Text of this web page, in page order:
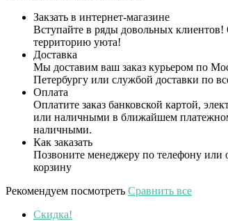
Закзать в интернет-магазине
Вступайте в ряды довольных
территорию уюта!
Доставка
Мы доставим ваш заказ курьером по
Петербургу или службой доставки по
Оплата
Оплатите заказ банковской картой,
или наличными в ближайшем
наличными.
Как заказать
Позвоните менеджеру по телефону или
корзину
Рекомендуем посмотреть Сравнить все
Скидка!